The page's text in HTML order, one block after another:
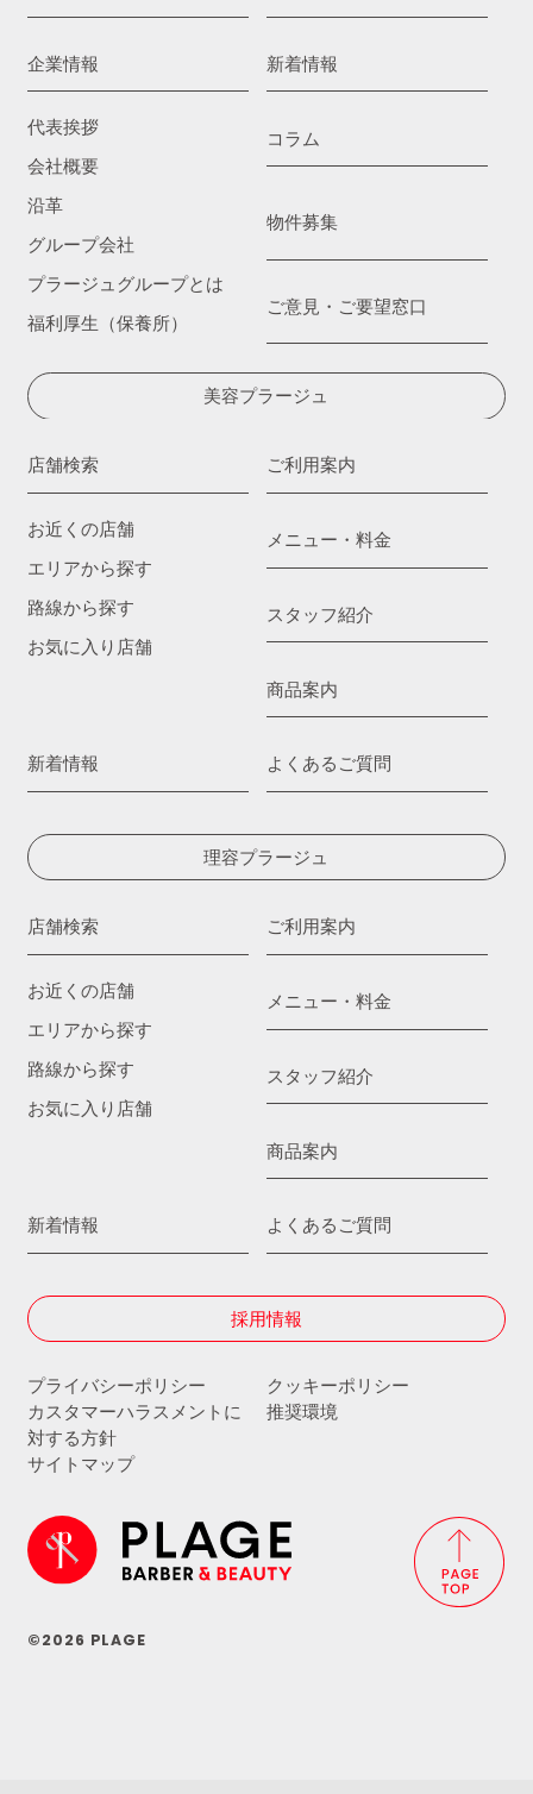
企業情報
代表挨拶
会社概要
沿革
グループ会社
プラージュグループとは
福利厚生（保養所）
新着情報
コラム
物件募集
ご意見・ご要望窓口
美容プラージュ
店舗検索
お近くの店舗
エリアから探す
路線から探す
お気に入り店舗
ご利用案内
メニュー・料金
スタッフ紹介
商品案内
新着情報 よくあるご質問
理容プラージュ
店舗検索
お近くの店舗
エリアから探す
路線から探す
お気に入り店舗
ご利用案内
メニュー・料金
スタッフ紹介
商品案内
新着情報 よくあるご質問
採用情報
プライバシーポリシー
クッキーポリシー
カスタマーハラスメントに
対する方針
推奨環境
サイトマップ
©2026 PLAGE